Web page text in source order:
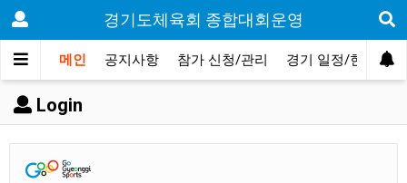
경기도체육회 종합대회운영
메인 공지사항 참가 신청/관리 경기 일정/현황
Login